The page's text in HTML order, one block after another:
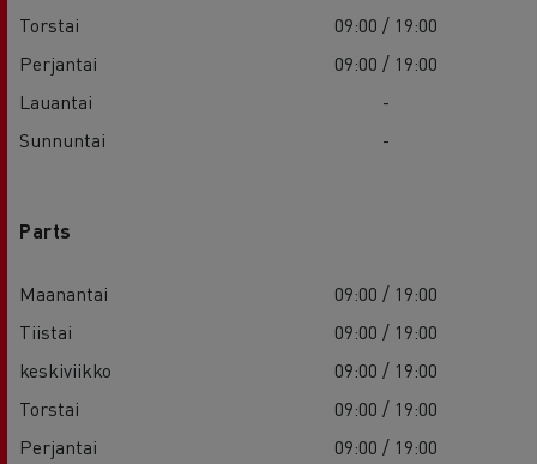
Torstai
09:00 / 19:00
Perjantai
09:00 / 19:00
Lauantai
-
Sunnuntai
-
Parts
Maanantai
09:00 / 19:00
Tiistai
09:00 / 19:00
keskiviikko
09:00 / 19:00
Torstai
09:00 / 19:00
Perjantai
09:00 / 19:00